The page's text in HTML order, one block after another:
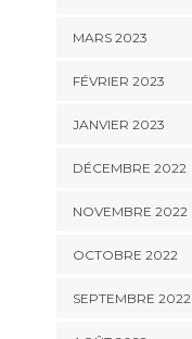
MARS 2023
FÉVRIER 2023
JANVIER 2023
DÉCEMBRE 2022
NOVEMBRE 2022
OCTOBRE 2022
SEPTEMBRE 2022